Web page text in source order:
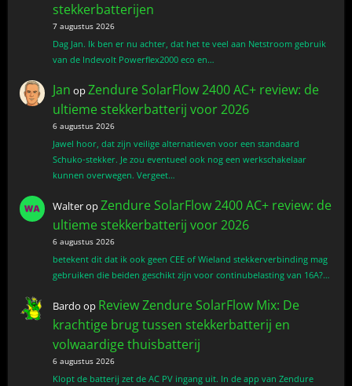
stekkerbatterijen
7 augustus 2026
Dag Jan. Ik ben er nu achter, dat het te veel aan Netstroom gebruik
van de Indevolt Powerflex2000 eco en…
Jan opZendure SolarFlow 2400 AC+ review: de
ultieme stekkerbatterij voor 2026
6 augustus 2026
Jawel hoor, dat zijn veilige alternatieven voor een standaard
Schuko-stekker. Je zou eventueel ook nog een werkschakelaar
kunnen overwegen. Vergeet…
WalteropZendure SolarFlow 2400 AC+ review: de
ultieme stekkerbatterij voor 2026
6 augustus 2026
betekent dit dat ik ook geen CEE of Wieland stekkerverbinding mag
gebruiken die beiden geschikt zijn voor continubelasting van 16A?…
Bardo op Review Zendure SolarFlow Mix: De
krachtige brug tussen stekkerbatterij en
volwaardige thuisbatterij
6 augustus 2026
Klopt de batterij zet de AC PV ingang uit. In de app van Zendure